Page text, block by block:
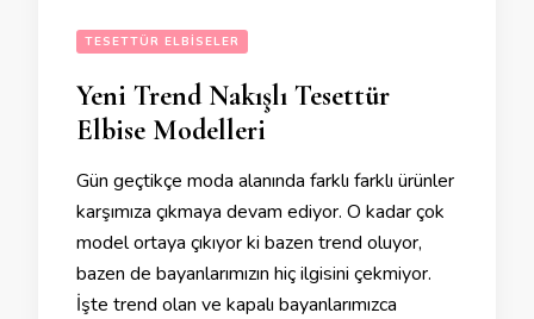
TESETTÜR ELBISELER
Yeni Trend Nakışlı Tesettür
Elbise Modelleri
Gün geçtikçe moda alanında farklı farklı ürünler
karşımıza çıkmaya devam ediyor. O kadar çok
model ortaya çıkıyor ki bazen trend oluyor,
bazen de bayanlarımızın hiç ilgisini çekmiyor.
İşte trend olan ve kapalı bayanlarımızca